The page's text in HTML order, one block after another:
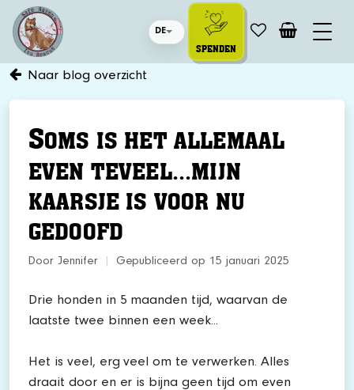
DE
SPENDEN
Naar blog overzicht
SOMS IS HET ALLEMAAL
EVEN TEVEEL...MIJN
KAARSJE IS VOOR NU
GEDOOFD
Door Jennifer Gepubliceerd op 15 januari 2025
Drie honden in 5 maanden tijd, waarvan de
laatste twee binnen een week...
Het is veel, erg veel om te verwerken. Alles
draait door en er is bijna geen tijd om even